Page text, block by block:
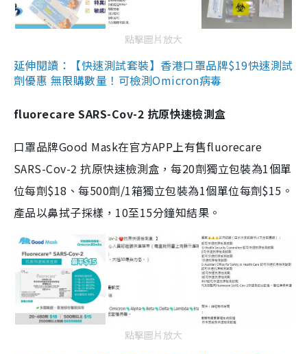
點擊圖片放大
延伸閱讀：【快速測試套裝】香港口罩品牌$19快速測試
劑優惠 無限購數量！可檢測Omicron病毒
fluorecare SARS-Cov-2 抗原快速檢測盒
口罩品牌Good Mask在官方APP上有售fluorecare
SARS-Cov-2 抗原快速檢測盒，每20劑獨立包裝為1個單
位每劑$18、每500劑/1箱獨立包裝為1個單位每劑$15。
產品以鼻拭子採樣，10至15分鐘知結果。
點擊圖片放大